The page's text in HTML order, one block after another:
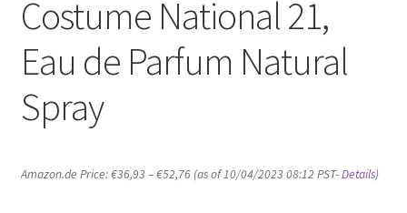
Costume National 21,
Eau de Parfum Natural
Spray
Amazon.de Price:€36,93 –€52,76(as of 10/04/2023 08:12 PST-Details)